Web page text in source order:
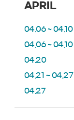
APRIL
04.06 ~ 04.10
04.06 ~ 04.10
04.20
04.21 ~ 04.27
04.27